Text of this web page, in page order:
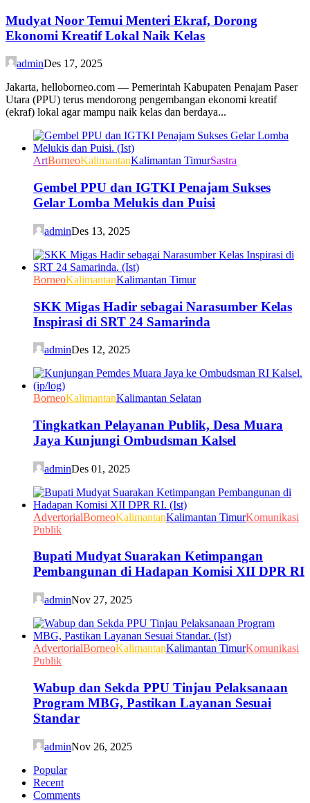
Mudyat Noor Temui Menteri Ekraf, Dorong
Ekonomi Kreatif Lokal Naik Kelas
adminDes 17, 2025
Jakarta, helloborneo.com — Pemerintah Kabupaten Penajam Paser
Utara (PPU) terus mendorong pengembangan ekonomi kreatif
(ekraf) lokal agar mampu naik kelas dan berdaya...
ArtBorneoKalimantanKalimantan TimurSastra
Gembel PPU dan IGTKI Penajam Sukses
Gelar Lomba Melukis dan Puisi
adminDes 13, 2025
BorneoKalimantanKalimantan Timur
SKK Migas Hadir sebagai Narasumber Kelas
Inspirasi di SRT 24 Samarinda
adminDes 12, 2025
BorneoKalimantanKalimantan Selatan
Tingkatkan Pelayanan Publik, Desa Muara
Jaya Kunjungi Ombudsman Kalsel
adminDes 01, 2025
AdvertorialBorneoKalimantanKalimantan TimurKomunikasi
Publik
Bupati Mudyat Suarakan Ketimpangan
Pembangunan di Hadapan Komisi XII DPR RI
adminNov 27, 2025
AdvertorialBorneoKalimantanKalimantan TimurKomunikasi
Publik
Wabup dan Sekda PPU Tinjau Pelaksanaan
Program MBG, Pastikan Layanan Sesuai
Standar
adminNov 26, 2025
Popular
Recent
Comments